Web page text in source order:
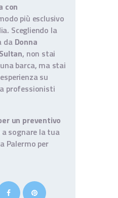
con
più esclusivo
Scegliendo la
da Donna
, non stai
barca, ma stai
su
professionisti
un preventivo
a sognare la tua
Palermo per